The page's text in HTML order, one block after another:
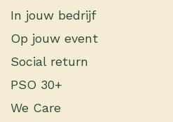
In jouw bedrijf
Op jouw event
Social return
PSO 30+
We Care